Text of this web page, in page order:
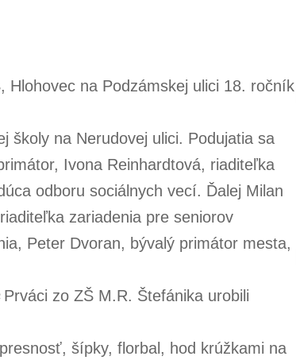
Hlohovec na Podzámskej ulici 18. ročník
školy na Nerudovej ulici. Podujatia sa
Ivona Reinhardtová, riaditeľka
odboru sociálnych vecí. Ďalej Milan
zariadenia pre seniorov
Peter Dvoran, bývalý primátor mesta,
Prváci zo ZŠ M.R. Štefánika urobili
šípky, florbal, hod krúžkami na